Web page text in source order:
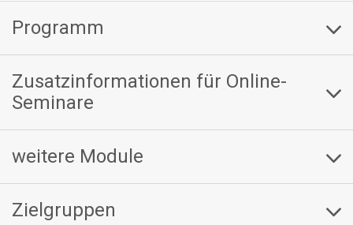
Programm
Zusatzinformationen für Online-
Seminare
weitere Module
Zielgruppen